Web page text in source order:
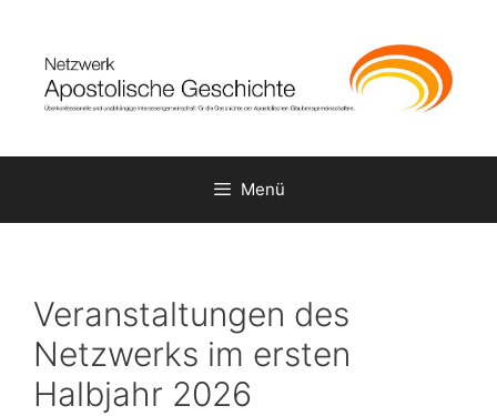
springen
Menü
Veranstaltungen des
Netzwerks im ersten
Halbjahr 2026